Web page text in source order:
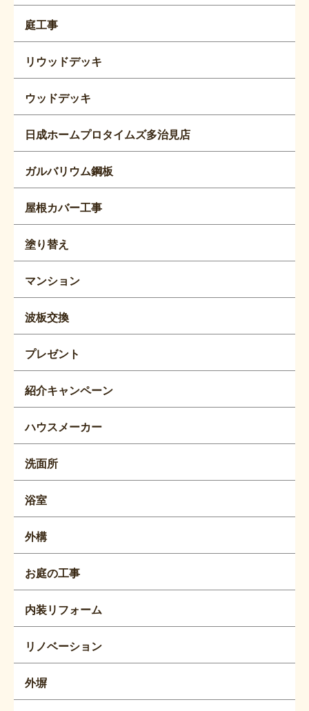
庭工事
リウッドデッキ
ウッドデッキ
日成ホームプロタイムズ多治見店
ガルバリウム鋼板
屋根カバー工事
塗り替え
マンション
波板交換
プレゼント
紹介キャンペーン
ハウスメーカー
洗面所
浴室
外構
お庭の工事
内装リフォーム
リノベーション
外塀